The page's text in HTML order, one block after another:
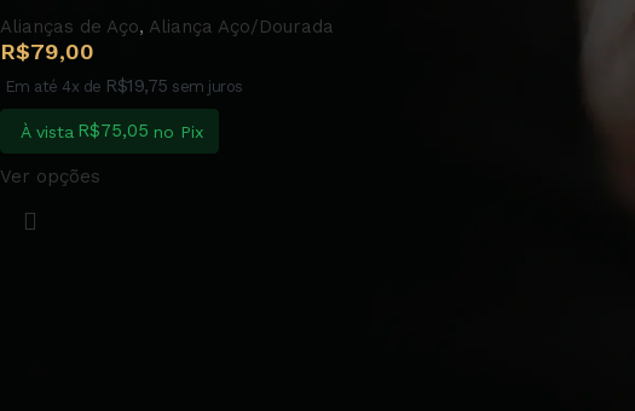
Alianças de Aço, Aliança Aço/Dourada
R$79,00
Em até 4x de R$19,75 sem juros
À vista R$75,05 no Pix
Ver opções